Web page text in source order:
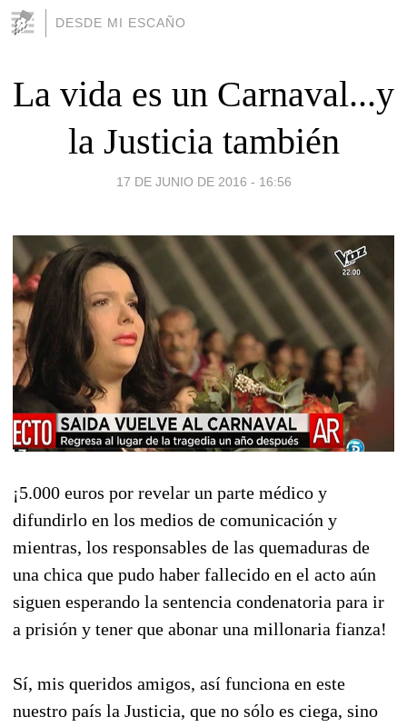
DESDE MI ESCAÑO
La vida es un Carnaval...y
la Justicia también
17 DE JUNIO DE 2016 - 16:56
¡5.000 euros por revelar un parte médico y
difundirlo en los medios de comunicación y
mientras, los responsables de las quemaduras de
una chica que pudo haber fallecido en el acto aún
siguen esperando la sentencia condenatoria para ir
a prisión y tener que abonar una millonaria fianza!
Sí, mis queridos amigos, así funciona en este
nuestro país la Justicia, que no sólo es ciega, sino